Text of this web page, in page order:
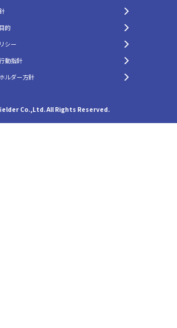
的
シー
動指針
ルダー方針
Co.,Ltd. All Rights Reserved.